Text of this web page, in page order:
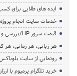
ایده های طلایی برای کسب
خدمات سایت انجام
قیمت سرور HP/بررسی و خرید سرور اچ پی
هر زبانی، هر زمانی، هر
رونمایی از سایت
خرید تلگرام پرمیوم با